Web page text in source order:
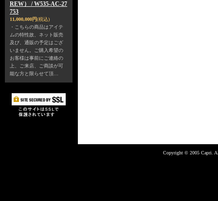
REW） / W535-AC-27
753
11,000,000円(税込)
・こちらの商品はアイテ
ムの特性故、ネット販売
及び、通販の予定はござ
いません。ご購入希望の
お客様は事前にご連絡の
上、ご来店、ご商談が可
能な方と限らせて頂…
Copyright © 2005 Capri.